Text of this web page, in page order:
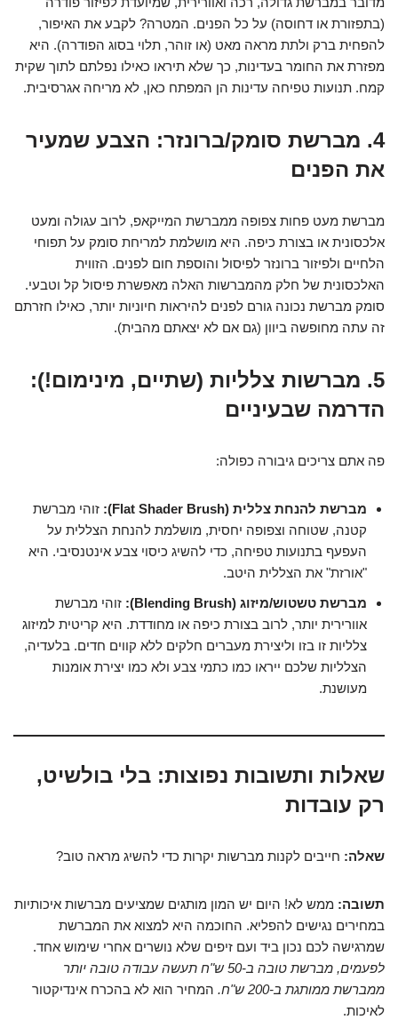
(בתפזורת או דחוסה) על כל הפנים. המטרה? לקבע את האיפור,
להפחית ברק ולתת מראה מאט (או זוהר, תלוי בסוג הפודרה). היא
מפזרת את החומר בעדינות, כך שלא תיראו כאילו נפלתם לתוך שקית
קמח. תנועות טפיחה עדינות הן המפתח כאן, לא מריחה אגרסיבית.
4. מברשת סומק/ברונזר: הצבע שמעיר
את הפנים
מברשת מעט פחות צפופה ממברשת המייקאפ, לרוב עגולה ומעט
אלכסונית או בצורת כיפה. היא מושלמת למריחת סומק על תפוחי
הלחיים ולפיזור ברונזר לפיסול והוספת חום לפנים. הזווית
האלכסונית של חלק מהמברשות האלה מאפשרת פיסול קל וטבעי.
סומק מברשת נכונה גורם לפנים להיראות חיוניות יותר, כאילו חזרתם
זה עתה מחופשה ביוון (גם אם לא יצאתם מהבית).
5. מברשות צלליות (שתיים, מינימום!):
הדרמה שבעיניים
פה אתם צריכים גיבורה כפולה:
מברשת להנחת צללית (Flat Shader Brush):
זוהי מברשת
קטנה, שטוחה וצפופה יחסית, מושלמת להנחת הצללית על
העפעף בתנועות טפיחה, כדי להשיג כיסוי צבע אינטנסיבי. היא
"אורזת" את הצללית היטב.
מברשת טשטוש/מיזוג (Blending Brush):
זוהי מברשת
אוורירית יותר, לרוב בצורת כיפה או מחודדת. היא קריטית למיזוג
צלליות זו בזו וליצירת מעברים חלקים ללא קווים חדים. בלעדיה,
הצלליות שלכם ייראו כמו כתמי צבע ולא כמו יצירת אומנות
מעושנת.
שאלות ותשובות נפוצות: בלי בולשיט,
רק עובדות
שאלה: חייבים לקנות מברשות יקרות כדי להשיג מראה טוב?
תשובה: ממש לא! היום יש המון מותגים שמציעים מברשות איכותיות
במחירים נגישים להפליא. החוכמה היא למצוא את המברשת
שמרגישה לכם נכון ביד ועם זיפים שלא נושרים אחרי שימוש אחד.
לפעמים, מברשת טובה ב-50 ש"ח תעשה עבודה טובה יותר
ממברשת ממותגת ב-200 ש"ח.
המחיר הוא לא בהכרח אינדיקטור
לאיכות.